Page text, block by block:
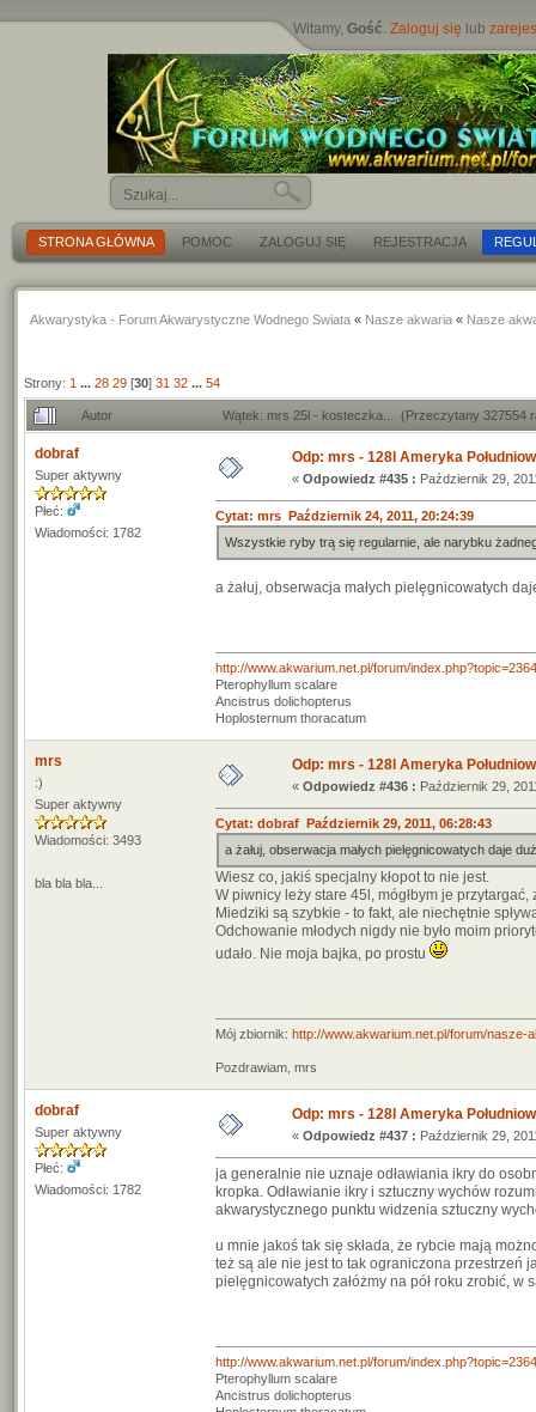
Witamy,Gość.Zaloguj się lub
STRONA GŁÓWNA POMOC ZALOGUJ SIĘ REJESTRACJA
Akwarystyka - Forum Akwarystyczne Wodnego Swiata « Nasze akwaria « Nasze
Strony: 1 ... 28 29 [30] 31 32 ... 54
Autor Wątek: mrs 25l - kosteczka... (Przeczytany 327554
dobraf
Super aktywny
Płeć:
Wiadomości: 1782
Odp: mrs - 128l Ameryka
« Odpowiedz #435 : Październik 29,
Cytat: mrs Październik 24, 2011, 20:24:39
Wszystkie ryby trą się regularnie, ale narybku
a żałuj, obserwacja małych pielęgnicowatych
http://www.akwarium.net.pl/forum/
Pterophyllum scalare
Ancistrus dolichopterus
Hoplosternum thoracatum
mrs
:)
Super aktywny
Wiadomości: 3493
bla bla bla...
Odp: mrs - 128l Ameryka
« Odpowiedz #436 : Październik 29,
Cytat: dobraf Październik 29, 2011, 06:28:43
a żałuj, obserwacja małych pielęgnicowatych daje
Wiesz co, jakiś specjalny kłopot to nie jest.
W piwnicy leży stare 45l, mógłbym je
Miedziki są szybkie - to fakt, ale niechętnie
Odchowanie młodych nigdy nie było moim
udało. Nie moja bajka, po prostu
Mój zbiornik: http://www.akwarium.net.pl/forum/
Pozdrawiam, mrs
dobraf
Super aktywny
Płeć:
Wiadomości: 1782
Odp: mrs - 128l Ameryka
« Odpowiedz #437 : Październik 29,
ja generalnie nie uznaje odławiania ikry do
kropka. Odławianie ikry i sztuczny wychów
akwarystycznego punktu widzenia sztuczny
u mnie jakoś tak się składa, że rybcie mają
też są ale nie jest to tak ograniczona przestrzeń
pielęgnicowatych załóżmy na pół roku zrobić, w
http://www.akwarium.net.pl/forum/
Pterophyllum scalare
Ancistrus dolichopterus